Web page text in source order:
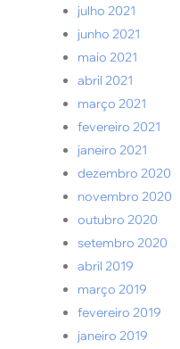
julho 2021
junho 2021
maio 2021
abril 2021
março 2021
fevereiro 2021
janeiro 2021
dezembro 2020
novembro 2020
outubro 2020
setembro 2020
abril 2019
março 2019
fevereiro 2019
janeiro 2019